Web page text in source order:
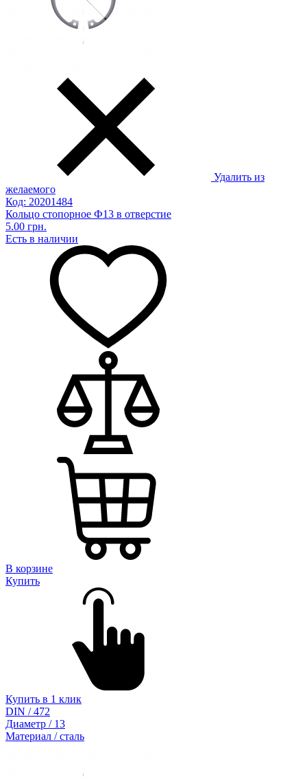
Удалить из
желаемого
Код: 20201484
Кольцо стопорное Ф13 в отверстие
5.00 грн.
Есть в наличии
В корзине
Купить
Купить в 1 клик
DIN / 472
Диаметр / 13
Материал / сталь